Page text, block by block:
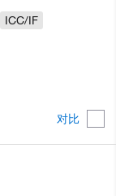
对比
ICC/IF